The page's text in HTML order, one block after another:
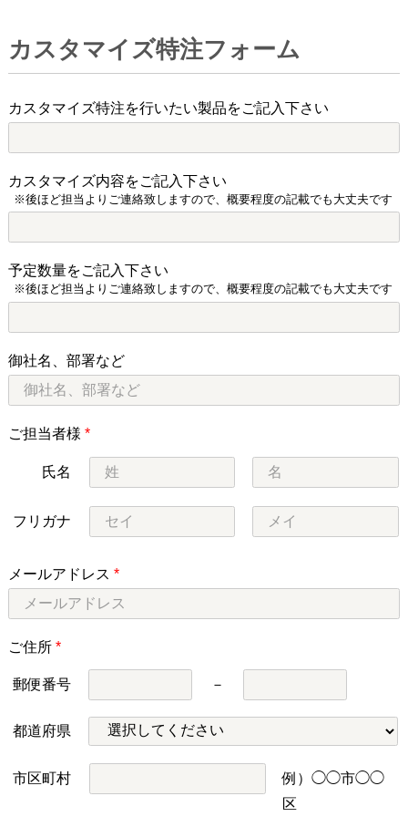
カスタマイズ特注フォーム
カスタマイズ特注を行いたい製品をご記入下さい
カスタマイズ内容をご記入下さい
※後ほど担当よりご連絡致しますので、概要程度の記載でも大丈夫です
予定数量をご記入下さい
※後ほど担当よりご連絡致しますので、概要程度の記載でも大丈夫です
御社名、部署など
ご担当者様 *
氏名
フリガナ
メールアドレス *
ご住所 *
郵便番号 －
都道府県
市区町村
例）◯◯市◯◯
区